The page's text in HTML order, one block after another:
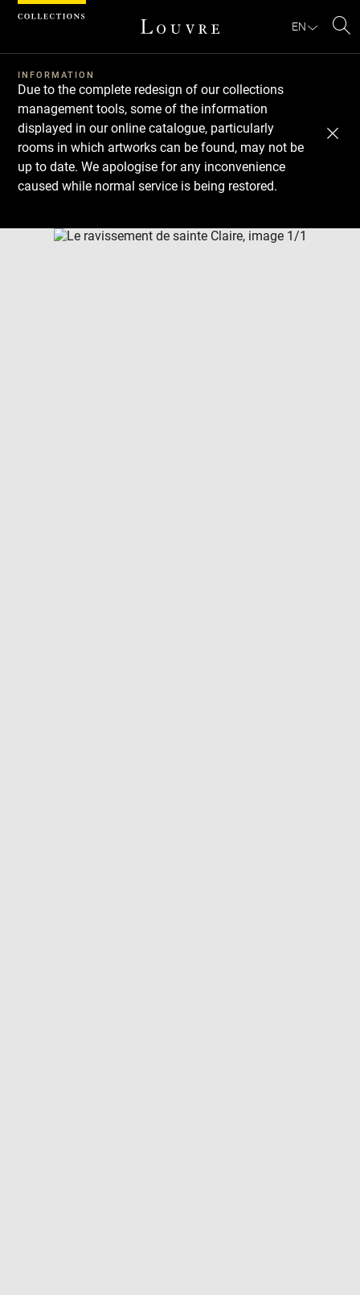
EN
INFORMATION
Due to the complete redesign of our collections
management tools, some of the information
displayed in our online catalogue, particularly
rooms in which artworks can be found, may not be
up to date. We apologise for any inconvenience
caused while normal service is being restored.
Download
Next
Previous
Cookies management panel